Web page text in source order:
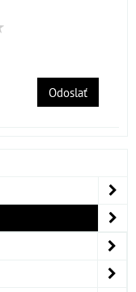
Odoslať